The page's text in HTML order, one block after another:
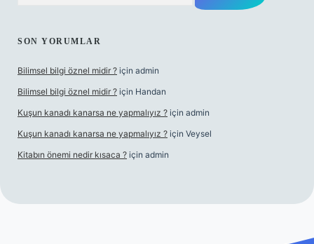
SON YORUMLAR
Bilimsel bilgi öznel midir ? için admin
Bilimsel bilgi öznel midir ? için Handan
Kuşun kanadı kanarsa ne yapmalıyız ? için admin
Kuşun kanadı kanarsa ne yapmalıyız ? için Veysel
Kitabın önemi nedir kısaca ? için admin